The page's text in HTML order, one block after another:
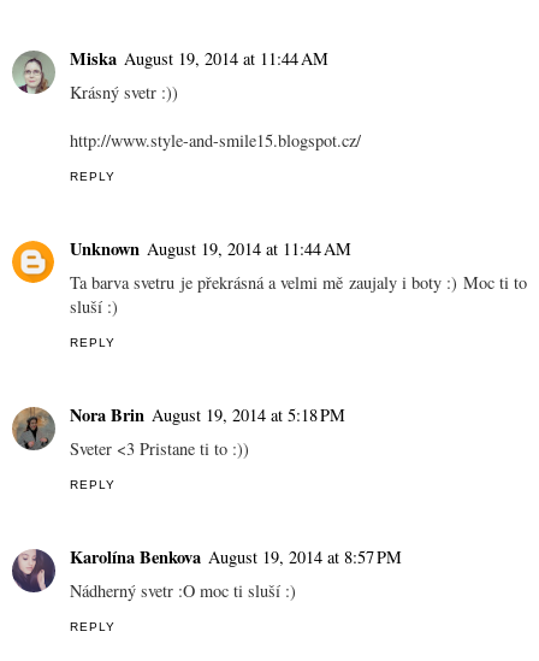
Miska August 19, 2014 at 11:44 AM
Krásný svetr :))
http://www.style-and-smile15.blogspot.cz/
REPLY
Unknown August 19, 2014 at 11:44 AM
Ta barva svetru je překrásná a velmi mě zaujaly i boty :) Moc ti to
sluší :)
REPLY
Nora Brin August 19, 2014 at 5:18 PM
Sveter <3 Pristane ti to :))
REPLY
Karolína Benkova August 19, 2014 at 8:57 PM
Nádherný svetr :O moc ti sluší :)
REPLY